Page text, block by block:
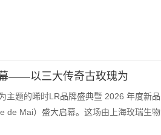
——以三大传奇古玫瑰为
主题的晞时LR品牌盛典暨 2026 年度新品
de Mai）盛大启幕。这场由上海玫瑞生物